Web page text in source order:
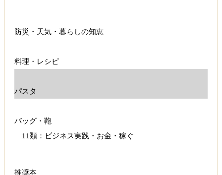
防災・天気・暮らしの知恵
料理・レシピ
パスタ
バッグ・鞄
11類：ビジネス実践・お金・稼ぐ
推奨本